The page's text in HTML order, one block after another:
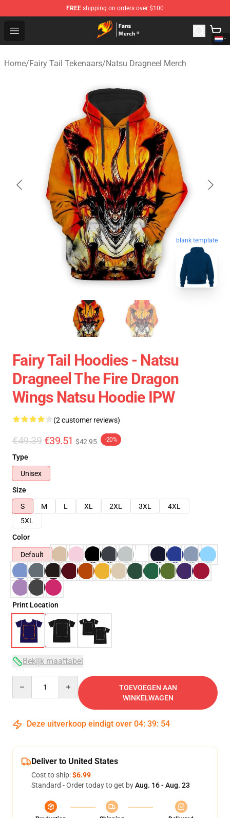
FREE shipping on orders over $100
Open menu
Fairy Tail Store - Official Fairy Tail Merchandise Shop
Home/Fairy Tail Tekenaars/Natsu Dragneel Merch
blank template
Fairy Tail Hoodies - Natsu
Dragneel The Fire Dragon
Wings Natsu Hoodie IPW
(2 customer reviews)
€49.39 €39.51 $42.95 -20%
Type
Unisex
Size
S
M L XL 2XL 3XL
4XL
5XL
Color
Default
Print Location
Bekijk maattabel
TOEVOEGEN AAN
WINKELWAGEN
Deze uitverkoop eindigt over 04: 39: 54
Deliver to United States
Cost to ship:$6.99
Standard - Order today to get byAug. 16 - Aug. 23